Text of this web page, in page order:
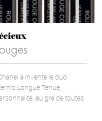
a inventé le duo
Longue Tenue,
au gré de toutes